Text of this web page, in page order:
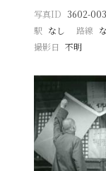
写真ID 3602-
駅 なし 路線
撮影日
不明